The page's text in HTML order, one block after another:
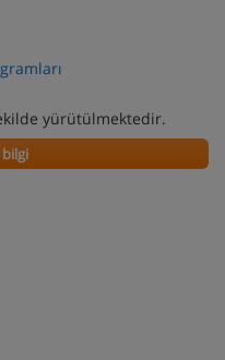
yürütülmektedir.
bilgi